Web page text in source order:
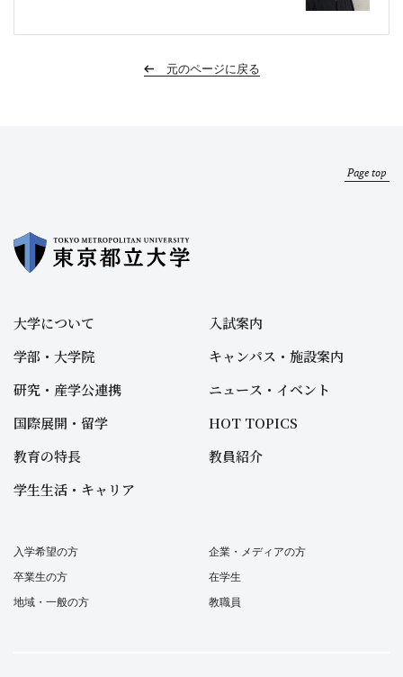
元のページに戻る
Page top
大学について
学部・大学院
研究・産学公連携
国際展開・留学
教育の特長
学生生活・キャリア
入試案内
キャンパス・施設案内
ニュース・イベント
HOT TOPICS
教員紹介
入学希望の方
卒業生の方
地域・一般の方
企業・メディアの方
在学生
教職員